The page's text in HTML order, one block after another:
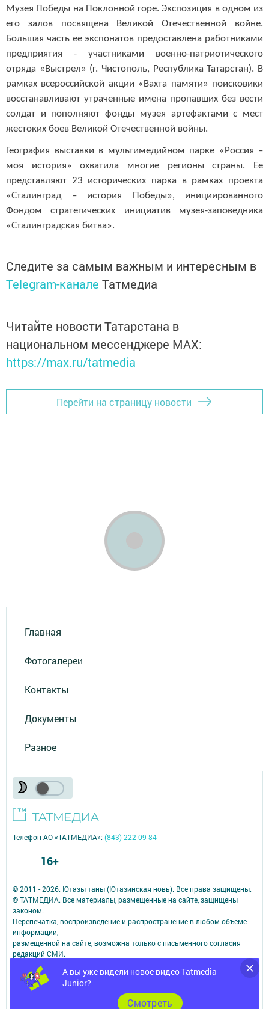
Музея Победы на Поклонной горе. Экспозиция в одном из
его залов посвящена Великой Отечественной войне.
Большая часть ее экспонатов предоставлена работниками
предприятия - участниками военно-патриотического
отряда «Выстрел» (г. Чистополь, Республика Татарстан). В
рамках всероссийской акции «Вахта памяти» поисковики
восстанавливают утраченные имена пропавших без вести
солдат и пополняют фонды музея артефактами с мест
жестоких боев Великой Отечественной войны.
География выставки в мультимедийном парке «Россия –
моя история» охватила многие регионы страны. Ее
представляют 23 исторических парка в рамках проекта
«Сталинград – история Победы», инициированного
Фондом стратегических инициатив музея-заповедника
«Сталинградская битва».
Следите за самым важным и интересным в
Telegram-канале Татмедиа
Читайте новости Татарстана в
национальном мессенджере MАХ:
https://max.ru/tatmedia
Перейти на страницу новости
Главная
Фотогалереи
Контакты
Документы
Разное
А вы уже видели новое видео Tatmedia
Junior?
Cмотреть
© 2011 - 2026. Ютазы таны (Ютазинская новь). Все права защищены.
© ТАТМЕДИА. Все материалы, размещенные на сайте, защищены
законом.
Перепечатка, воспроизведение и распространение в любом объеме
информации,
размещенной на сайте, возможна только с письменного согласия
редакций СМИ.
При поддержке Республиканского агентства по печати и массовым
коммуникациям.
Наименование СМИ: Ютазы таны (Ютазинская новь)
№ свидетельства о регистрации СМИ, дата: ЭЛ № ФС 77 - 90166 от
Телефон АО «ТАТМЕДИА»:(843) 222 09 84
16+